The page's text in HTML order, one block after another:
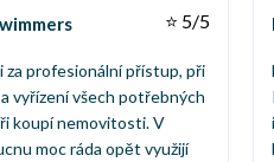
⭐ 5/5
za profesionální přístup, při
vyřízení všech potřebných
koupí nemovitosti. V
moc ráda opět využijí